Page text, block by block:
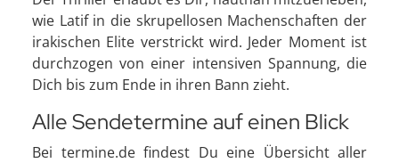
wie Latif in die skrupellosen Machenschaften der
irakischen Elite verstrickt wird. Jeder Moment ist
durchzogen von einer intensiven Spannung, die
Dich bis zum Ende in ihren Bann zieht.
Alle Sendetermine auf einen Blick
Bei termine.de findest Du eine Übersicht aller